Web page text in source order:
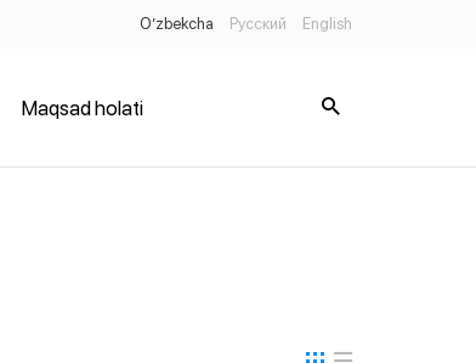
O’zbekcha Русский English
Maqsad holati